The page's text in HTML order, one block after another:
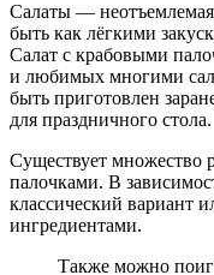
Салаты — неотъемлемая
быть как лёгкими
Салат с крабовыми
и любимых многими
быть приготовлен
для праздничного стола.
Существует множество
палочками. В
классический вариант
ингредиентами.
Также можно